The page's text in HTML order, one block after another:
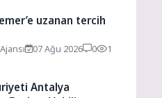
uzanan tercih
07 Ağu 2026 0 1
Antalya